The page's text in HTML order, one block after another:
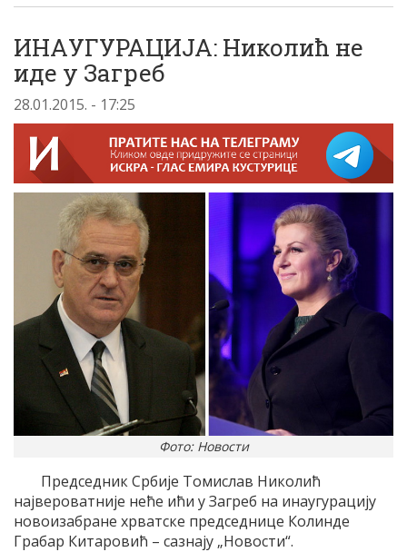
ИНАУГУРАЦИЈА: Николић не
иде у Загреб
28.01.2015. - 17:25
Фото: Новости
Председник Србије Томислав Николић
највероватније неће ићи у Загреб на инаугурацију
новоизабране хрватске председнице Колинде
Грабар Китаровић – сазнају „Новости“.